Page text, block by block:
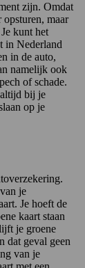
zijn. Omdat
opsturen, maar
kunt het
in Nederland
in de auto,
namelijk ook
of schade.
bij je
op je
je
Je hoeft de
kaart staan
je groene
dat geval geen
van je